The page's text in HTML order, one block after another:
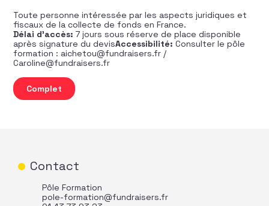
Toute personne intéressée par les aspects juridiques et
fiscaux de la collecte de fonds en France.
Délai d’accès: 7 jours sous réserve de place disponible
après signature du devisAccessibilité: Consulter le pôle
formation : aichetou@fundraisers.fr /
Caroline@fundraisers.fr
quantité de Cadre juridique et fiscal du fundraising en
Complet
Contact
Pôle Formation
pole-formation@fundraisers.fr